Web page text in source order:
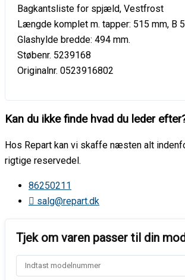
Bagkantsliste for spjæld, Vestfrost
Længde komplet m. tapper: 515 mm, B
Glashylde bredde: 494 mm.
Støbenr. 5239168
Originalnr. 0523916802
Kan du ikke finde hvad du leder
Hos Repart kan vi skaffe næsten alt
rigtige reservedel.
86250211
salg@repart.dk